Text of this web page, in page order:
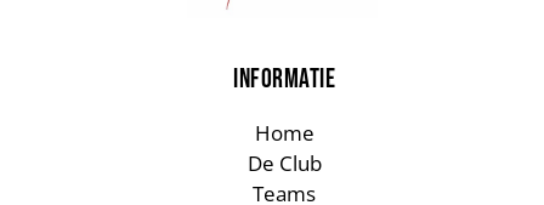
INFORMATIE
Home
De Club
Teams